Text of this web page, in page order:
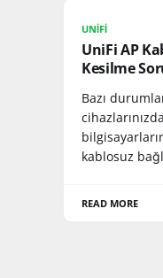
UNIFI
UniFi AP
Kesilme
Bazı
kablosuz
READ MORE